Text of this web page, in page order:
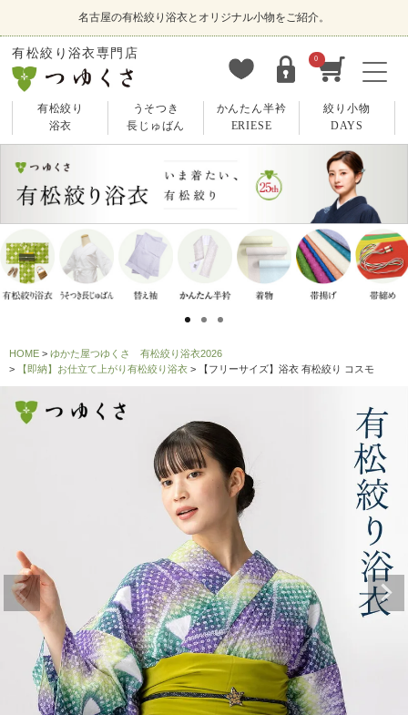
名古屋の有松絞り浴衣とオリジナル小物をご紹介。
有松絞り浴衣専門店 0
有松絞り
浴衣
うそつき
長じゅばん
かんたん半衿
ERIESE
絞り小物
DAYS
HOME
ゆかた屋つゆくさ 有松絞り浴衣2026
【即納】お仕立て上がり有松絞り浴衣
【フリーサイズ】浴衣 有松絞り コスモ